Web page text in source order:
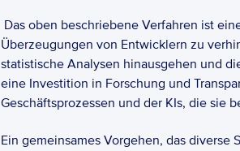
Das oben beschriebene Verfahren ist
Überzeugungen von Entwicklern zu
statistische Analysen hinausgehen und
eine Investition in Forschung und
Geschäftsprozessen und der KIs, die sie
Ein gemeinsames Vorgehen, das